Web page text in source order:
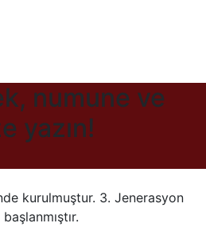
numune ve
yazın!
kurulmuştur. 3. Jenerasyon